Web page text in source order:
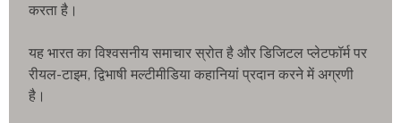
करता है।
यह भारत का विश्वसनीय समाचार स्रोत है और डिजिटल प्लेटफॉर्म पर
रीयल-टाइम, द्विभाषी मल्टीमीडिया कहानियां प्रदान करने में अग्रणी
है।